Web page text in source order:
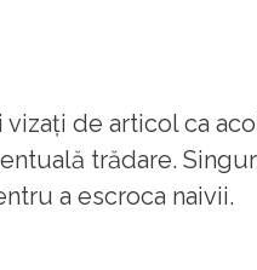
de articol ca
trădare.
a escroca naivii.